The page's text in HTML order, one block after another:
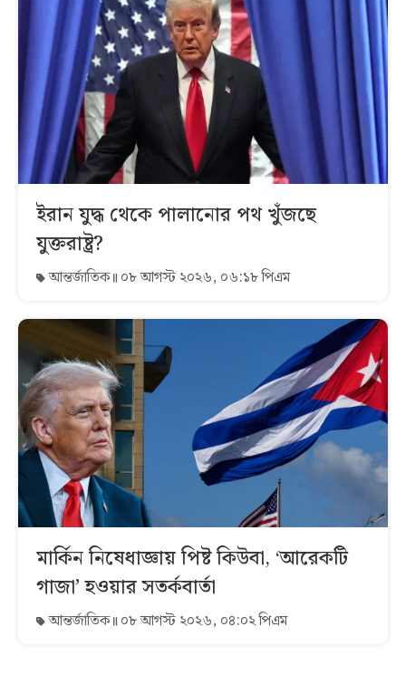
ইরান যুদ্ধ থেকে পালানোর পথ খুঁজছে
যুক্তরাষ্ট্র?
আন্তর্জাতিক ০৮ আগস্ট ২০২৬, ০৬:১৮ পিএম
মার্কিন নিষেধাজ্ঞায় পিষ্ট কিউবা, ‘আরেকটি
গাজা’ হওয়ার সতর্কবার্তা
আন্তর্জাতিক ০৮ আগস্ট ২০২৬, ০৪:০২ পিএম